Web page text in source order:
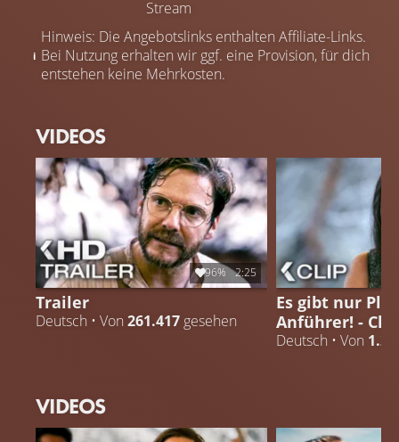
Manipulation und menschliche Habgier spitzen das
poröse Miteinander gefährlich zu, bis sich die Ereignisse
überschlagen…
Stream
Hinweis: Die Angebotslinks enthalten Affiliate-Links.
Bei Nutzung erhalten wir ggf. eine Provision, für dich
entstehen keine Mehrkosten.
VIDEOS
96% 2:25
Trailer
Deutsch • Von 261.417 gesehen
Es gibt nur
Anführer! - Clip
Deutsch • Von
VIDEOS